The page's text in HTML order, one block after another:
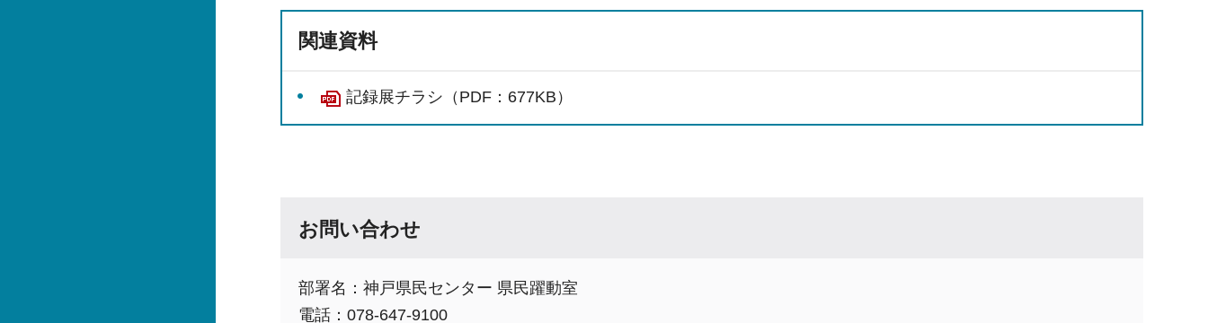
関連資料
記録展チラシ（PDF：677KB）
お問い合わせ
部署名：神戸県民センター 県民躍動室
電話：078-647-9100